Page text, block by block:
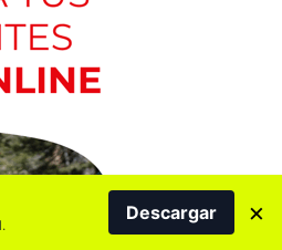
Descargar ×